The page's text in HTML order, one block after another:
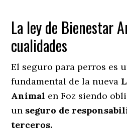
La ley de Bienestar
cualidades
El seguro para perros es
fundamental de la nueva
Animal en Foz siendo
un seguro de
terceros.